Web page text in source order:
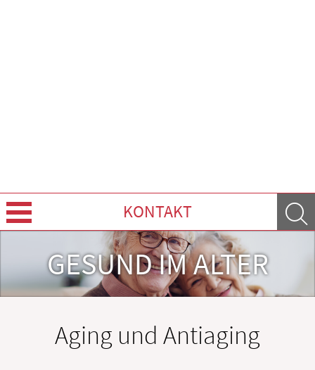
KONTAKT
Leistungen
Ratgeber
Krankheiten & Therapie
GESUND IM ALTER
Aging und Antiaging